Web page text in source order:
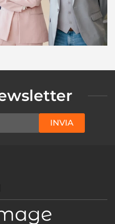
INVIA